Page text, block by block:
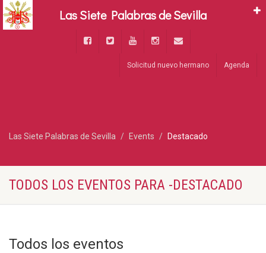
Solicitud nuevo hermano Agenda
Las Siete Palabras de Sevilla Events Destacado
TODOS LOS EVENTOS PARA -DESTACADO
Todos los eventos
Las Siete Palabras de Sevilla